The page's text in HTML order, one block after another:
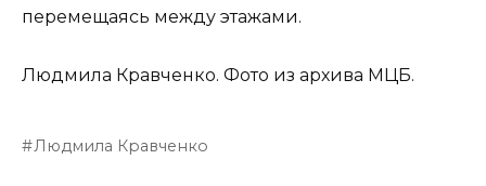
перемещаясь между этажами.
Людмила Кравченко. Фото из архива МЦБ.
Людмила Кравченко